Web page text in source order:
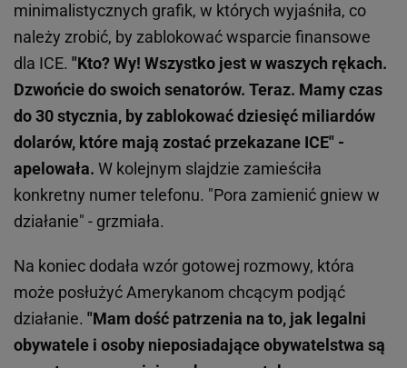
minimalistycznych grafik, w których wyjaśniła, co
należy zrobić, by zablokować wsparcie finansowe
dla ICE. "Kto? Wy! Wszystko jest w waszych rękach.
Dzwońcie do swoich senatorów. Teraz. Mamy czas
do 30 stycznia, by zablokować dziesięć miliardów
dolarów, które mają zostać przekazane ICE" -
apelowała. W kolejnym slajdzie zamieściła
konkretny numer telefonu. "Pora zamienić gniew w
działanie" - grzmiała.
Na koniec dodała wzór gotowej rozmowy, która
może posłużyć Amerykanom chcącym podjąć
działanie. "Mam dość patrzenia na to, jak legalni
obywatele i osoby nieposiadające obywatelstwa są